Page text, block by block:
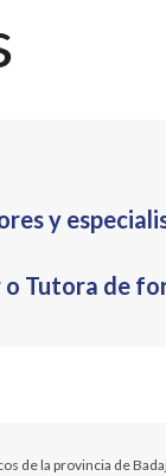
y
Tutora de
de la provincia de